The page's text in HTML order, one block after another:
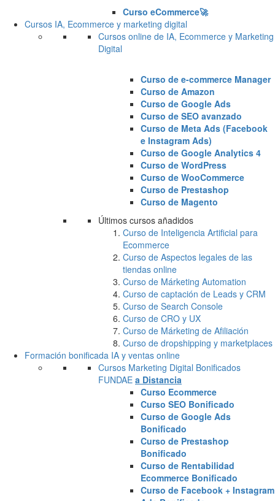
Curso eCommerce🚀
Cursos IA, Ecommerce y marketing digital
Cursos online de IA, Ecommerce y Marketing
Digital
Curso de e-commerce Manager
Curso de Amazon
Curso de Google Ads
Curso de SEO avanzado
Curso de Meta Ads (Facebook
e Instagram Ads)
Curso de Google Analytics 4
Curso de WordPress
Curso de WooCommerce
Curso de Prestashop
Curso de Magento
Últimos cursos añadidos
Curso de Inteligencia Artificial para
Ecommerce
Curso de Aspectos legales de las
tiendas online
Curso de Márketing Automation
Curso de captación de Leads y CRM
Curso de Search Console
Curso de CRO y UX
Curso de Márketing de Afiliación
Curso de dropshipping y marketplaces
Formación bonificada IA y ventas online
Cursos Marketing Digital Bonificados
FUNDAE a Distancia
Curso Ecommerce
Curso SEO Bonificado
Curso de Google Ads
Bonificado
Curso de Prestashop
Bonificado
Curso de Rentabilidad
Ecommerce Bonificado
Curso de Facebook + Instagram